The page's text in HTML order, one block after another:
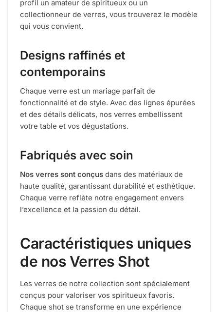
profil un amateur de spiritueux ou un
collectionneur de verres, vous trouverez le modèle
qui vous convient.
Designs raffinés et
contemporains
Chaque verre est un mariage parfait de
fonctionnalité et de style. Avec des lignes épurées
et des détails délicats, nos verres embellissent
votre table et vos dégustations.
Fabriqués avec soin
Nos verres sont conçus dans des matériaux de
haute qualité, garantissant durabilité et esthétique.
Chaque verre reflète notre engagement envers
l’excellence et la passion du détail.
Caractéristiques uniques
de nos Verres Shot
Les verres de notre collection sont spécialement
conçus pour valoriser vos spiritueux favoris.
Chaque shot se transforme en une expérience